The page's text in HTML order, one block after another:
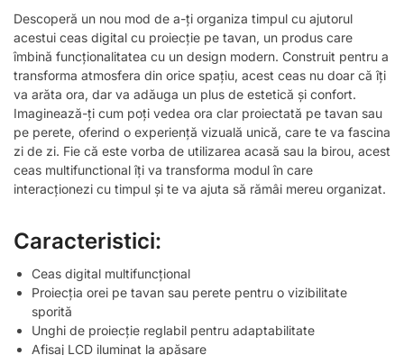
Descoperă un nou mod de a-ți organiza timpul cu ajutorul
acestui ceas digital cu proiecție pe tavan, un produs care
îmbină funcționalitatea cu un design modern. Construit pentru a
transforma atmosfera din orice spațiu, acest ceas nu doar că îți
va arăta ora, dar va adăuga un plus de estetică și confort.
Imaginează-ți cum poți vedea ora clar proiectată pe tavan sau
pe perete, oferind o experiență vizuală unică, care te va fascina
zi de zi. Fie că este vorba de utilizarea acasă sau la birou, acest
ceas multifunctional îți va transforma modul în care
interacționezi cu timpul și te va ajuta să rămâi mereu organizat.
Caracteristici:
Ceas digital multifuncțional
Proiecția orei pe tavan sau perete pentru o vizibilitate
sporită
Unghi de proiecție reglabil pentru adaptabilitate
Afisaj LCD iluminat la apăsare